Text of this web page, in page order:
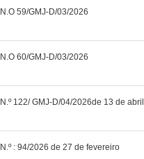
N.O 59/GMJ-D/03/2026
N.O 60/GMJ-D/03/2026
N.º 122/ GMJ-D/04/2026de 13 de abril
N.º : 94/2026 de 27 de fevereiro